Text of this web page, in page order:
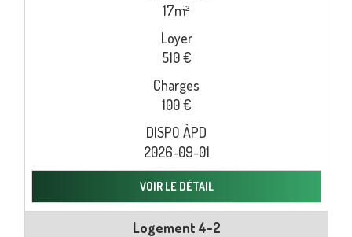
17m²
510 €
100 €
2026-09-01
VOIR LE DÉTAIL
Logement 4-2